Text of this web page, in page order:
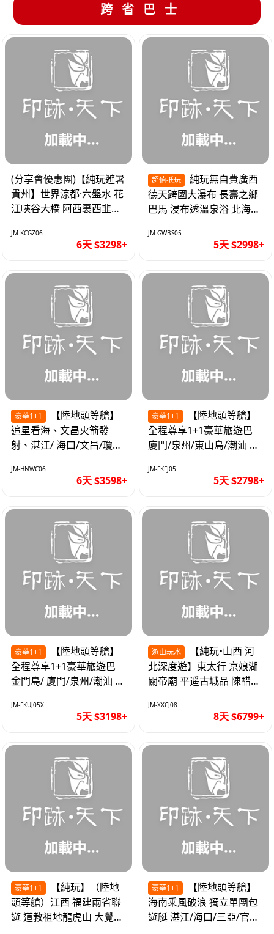
跨省巴士
(分享會優惠團)【純玩避暑
貴州】世界涼都·六盤水 花
江峽谷大橋 阿西裏西韭菜
JM-KCGZ06
6天 $3298+
超值抵玩
德天跨國大瀑布 長壽之鄉
巴馬 浸布透溫泉浴 北海銀
JM-GWBS05
5天 $2998+
豪華1+1
追星看海、文昌火箭發
射、湛江/ 海口/文昌/瓊海/
優質6天
JM-HNWC06
6天 $3598+
豪華1+1
全程尊享1+1豪華旅遊巴
廈門/泉州/東山島/潮汕 精
JM-FKFJ05
5天 $2798+
豪華1+1
全程尊享1+1豪華旅遊巴
金門島/ 廈門/泉州/潮汕 無
JM-FKUJ05X
5天 $3198+
遊山玩水
北深度遊】東太行 京娘湖
關帝廟 平遥古城品 陳醋咖
JM-XXCJ08
8天 $6799+
豪華1+1
頭等艙）江西 福建兩省聯
遊 道教祖地龍虎山 大覺山
豪華1+1
海南乘風破浪 獨立單團包
遊艇 湛江/海口/三亞/官塘/